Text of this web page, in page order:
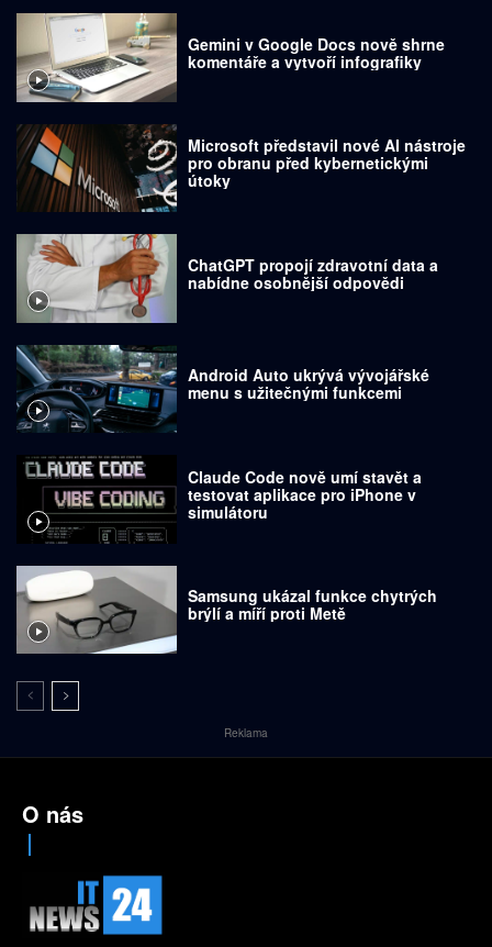
Gemini v Google Docs nově shrne
komentáře a vytvoří infografiky
Microsoft představil nové AI nástroje
pro obranu před kybernetickými
útoky
ChatGPT propojí zdravotní data a
nabídne osobnější odpovědi
Android Auto ukrývá vývojářské
menu s užitečnými funkcemi
Claude Code nově umí stavět a
testovat aplikace pro iPhone v
simulátoru
Samsung ukázal funkce chytrých
brýlí a míří proti Metě
Reklama
O nás